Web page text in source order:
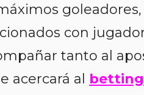
goleadores,
con
tanto al
acercará al betting